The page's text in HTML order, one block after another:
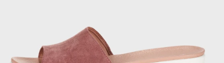
костюми